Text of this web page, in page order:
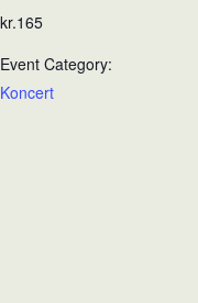
kr.165
Event Category:
Koncert